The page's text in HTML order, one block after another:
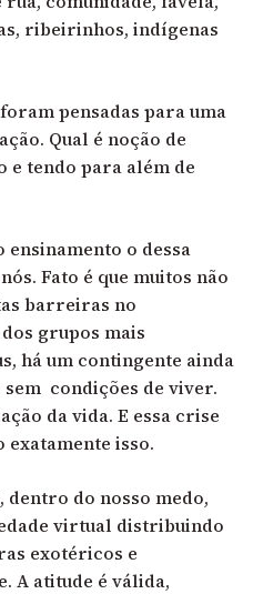
ribeirinhos, indígenas
pensadas para uma
Qual é noção de
e tendo para além de
ensinamento o dessa
Fato é que muitos não
barreiras no
grupos mais
há um contingente ainda
sem condições de viver.
da vida. E essa crise
isso.
dentro do nosso medo,
virtual distribuindo
exotéricos e
A atitude é válida,